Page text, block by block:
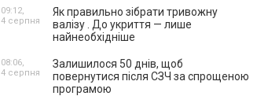
Як правильно зібрати тривожну
валізу . До укриття — лише
найнеобхідніше
09:12,
4 серпня
Залишилося 50 днів, щоб
повернутися після СЗЧ за спрощеною
програмою
08:06,
4 серпня